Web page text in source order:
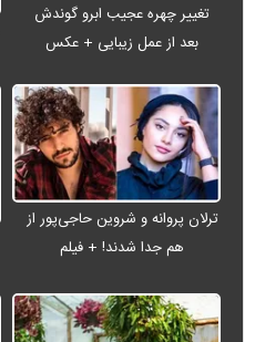
تغییر چهره عجیب ابرو گوندش
بعد از عمل زیبایی + عکس
ترلان پروانه و شروین حاجی‌پور از
هم جدا شدند! + فیلم